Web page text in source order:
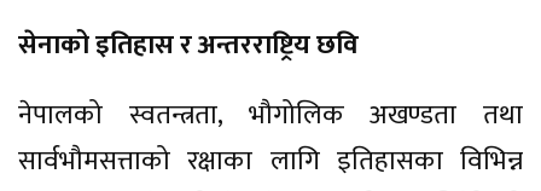
सेनाको इतिहास र अन्तरराष्ट्रिय छवि
नेपालको स्वतन्त्रता, भौगोलिक अखण्डता तथा
सार्वभौमसत्ताको रक्षाका लागि इतिहासका विभिन्न